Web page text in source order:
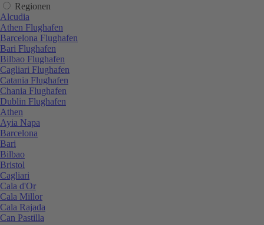
Regionen
Alcudia
Athen Flughafen
Barcelona Flughafen
Bari Flughafen
Bilbao Flughafen
Cagliari Flughafen
Catania Flughafen
Chania Flughafen
Dublin Flughafen
Athen
Ayia Napa
Barcelona
Bari
Bilbao
Bristol
Cagliari
Cala d'Or
Cala Millor
Cala Rajada
Can Pastilla